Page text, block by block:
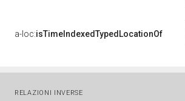
a-loc:isTimeIndexedTypedLocationOf
RELAZIONI INVERSE